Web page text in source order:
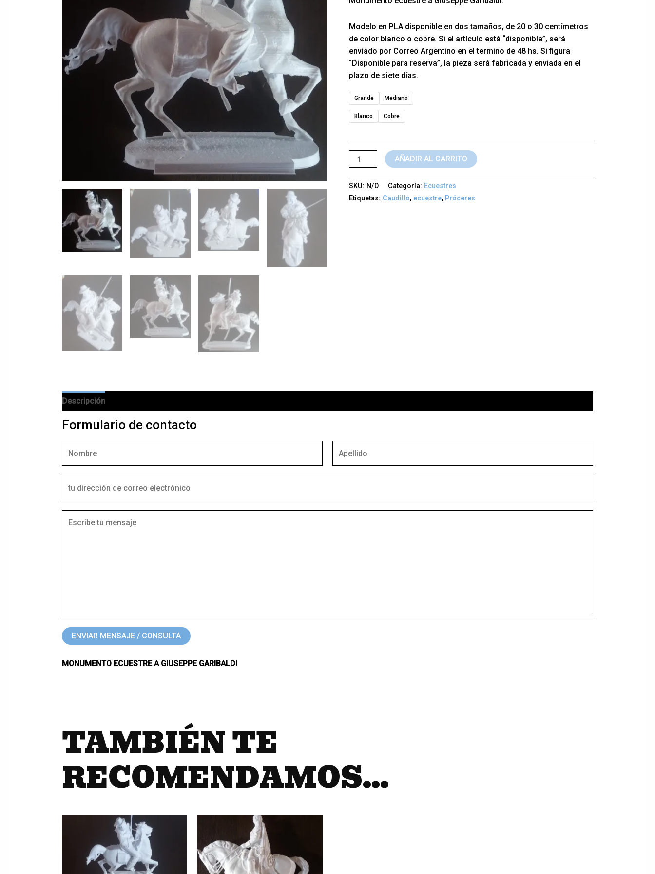
Modelo en PLA disponible en dos tamaños, de 20 o 30 centímetros
de color blanco o cobre. Si el artículo está “disponible”, será
enviado por Correo Argentino en el termino de 48 hs. Si figura
“Disponible para reserva”, la pieza será fabricada y enviada en el
plazo de siete días.
Grande Mediano
Blanco Cobre
AÑADIR AL CARRITO
SKU: N/D Categoría: Ecuestres
Etiquetas: Caudillo, ecuestre, Próceres
Descripción
Formulario de contacto
ENVIAR MENSAJE / CONSULTA
MONUMENTO ECUESTRE A GIUSEPPE GARIBALDI
TAMBIÉN TE
RECOMENDAMOS…